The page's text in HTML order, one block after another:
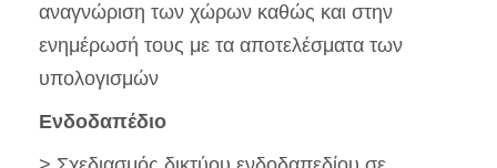
αναγνώριση των χώρων καθώς και στην
ενημέρωσή τους με τα αποτελέσματα των
υπολογισμών
Ενδοδαπέδιο